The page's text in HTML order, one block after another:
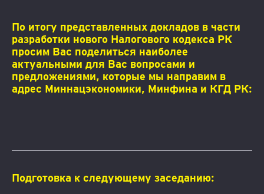
По итогу представленных докладов в части
разработки нового Налогового кодекса РК
просим Вас поделиться наиболее
актуальными для Вас вопросами и
предложениями, которые мы направим в
адрес Миннацэкономики, Минфина и КГД РК:
Подготовка к следующему заседанию: